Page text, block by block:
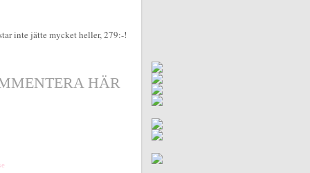
inte jätte mycket heller, 279:-!
HÄR